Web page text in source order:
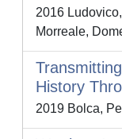
2016
Morreale,
History
2019 Bolca,